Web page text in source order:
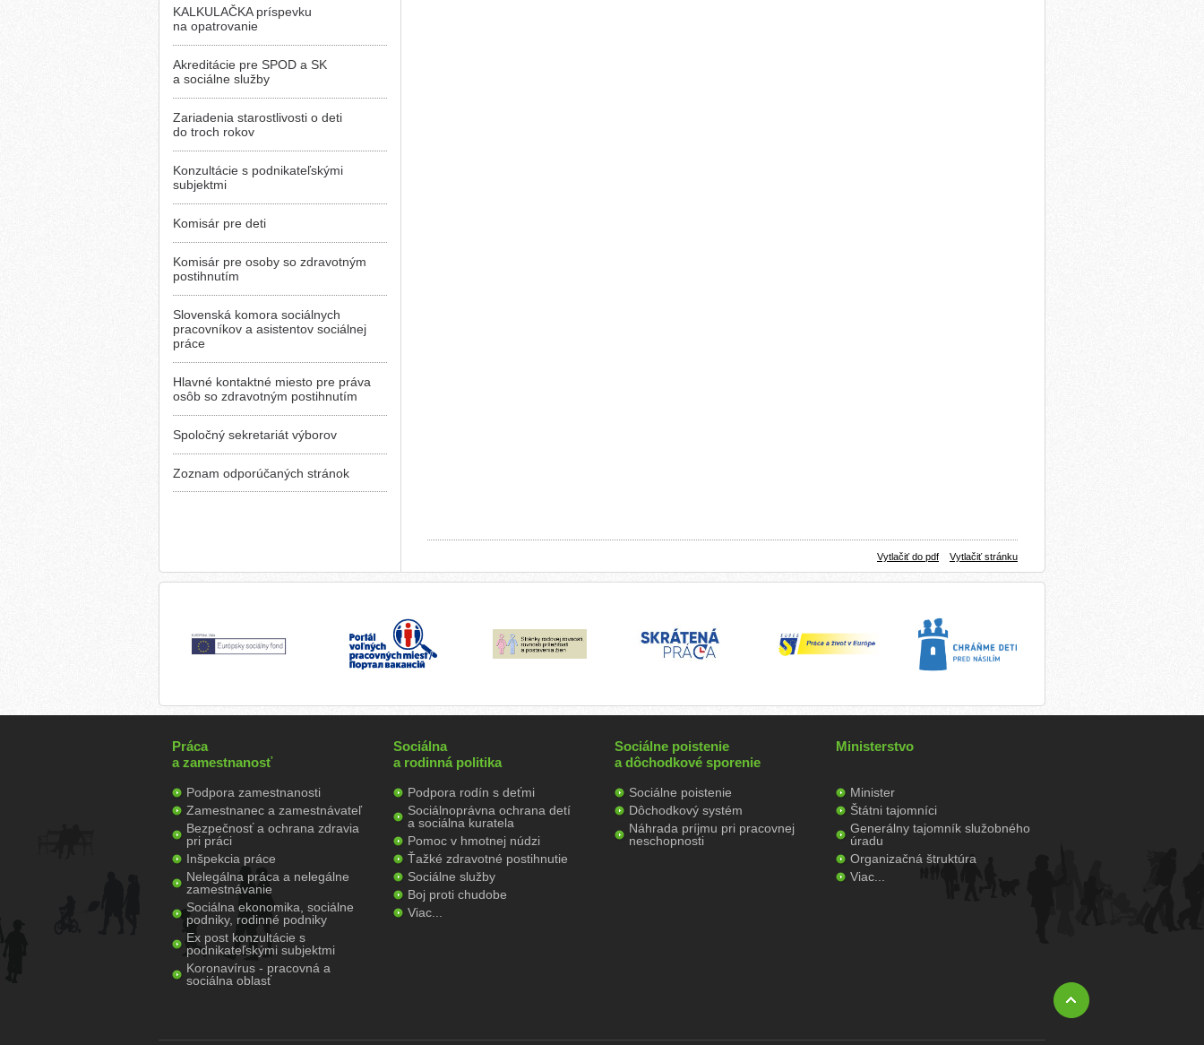
KALKULAČKA príspevku
na opatrovanie
Akreditácie pre SPOD a SK
a sociálne služby
Zariadenia starostlivosti o deti
do troch rokov
Konzultácie s podnikateľskými
subjektmi
Komisár pre deti
Komisár pre osoby so zdravotným
postihnutím
Slovenská komora sociálnych
pracovníkov a asistentov sociálnej
práce
Hlavné kontaktné miesto pre práva
osôb so zdravotným postihnutím
Spoločný sekretariát výborov
Zoznam odporúčaných stránok
Vytlačiť do pdf Vytlačiť stránku
Práca
a zamestnanosť
Podpora zamestnanosti
Zamestnanec a zamestnávateľ
Bezpečnosť a ochrana zdravia
pri práci
Inšpekcia práce
Nelegálna práca a nelegálne
zamestnávanie
Sociálna ekonomika, sociálne
podniky, rodinné podniky
Ex post konzultácie s
podnikateľskými subjektmi
Koronavírus - pracovná a
sociálna oblasť
Sociálna
a rodinná politika
Podpora rodín s deťmi
Sociálnoprávna ochrana detí
a sociálna kuratela
Pomoc v hmotnej núdzi
Ťažké zdravotné postihnutie
Sociálne služby
Boj proti chudobe
Viac...
Sociálne poistenie
a dôchodkové sporenie
Sociálne poistenie
Dôchodkový systém
Náhrada príjmu pri pracovnej
neschopnosti
Ministerstvo
Minister
Štátni tajomníci
Generálny tajomník služobného
úradu
Organizačná štruktúra
Viac...